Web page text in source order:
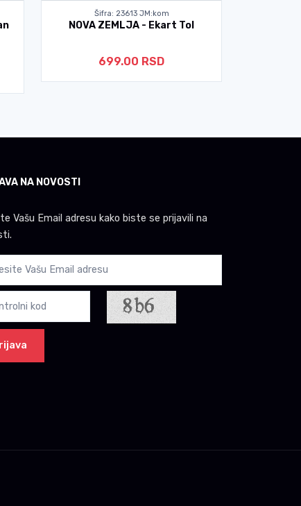
Šifra: 23613 JM:kom
NOVA ZEMLJA - Ekart Tol
699.00 RSD
NA NOVOSTI
Vašu Email adresu kako biste se prijavili na